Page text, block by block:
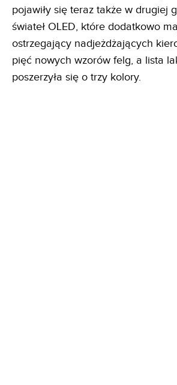
pojawiły się teraz także w drugiej
świateł OLED, które dodatkowo
ostrzegający nadjeżdżających
pięć nowych wzorów felg, a lista
poszerzyła się o trzy kolory.